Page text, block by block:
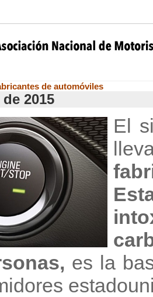
de automóviles
2015
El
es la